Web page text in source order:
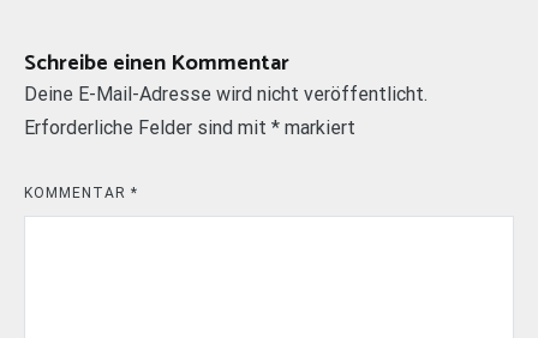
Schreibe einen Kommentar
Deine E-Mail-Adresse wird nicht veröffentlicht.
Erforderliche Felder sind mit * markiert
KOMMENTAR *